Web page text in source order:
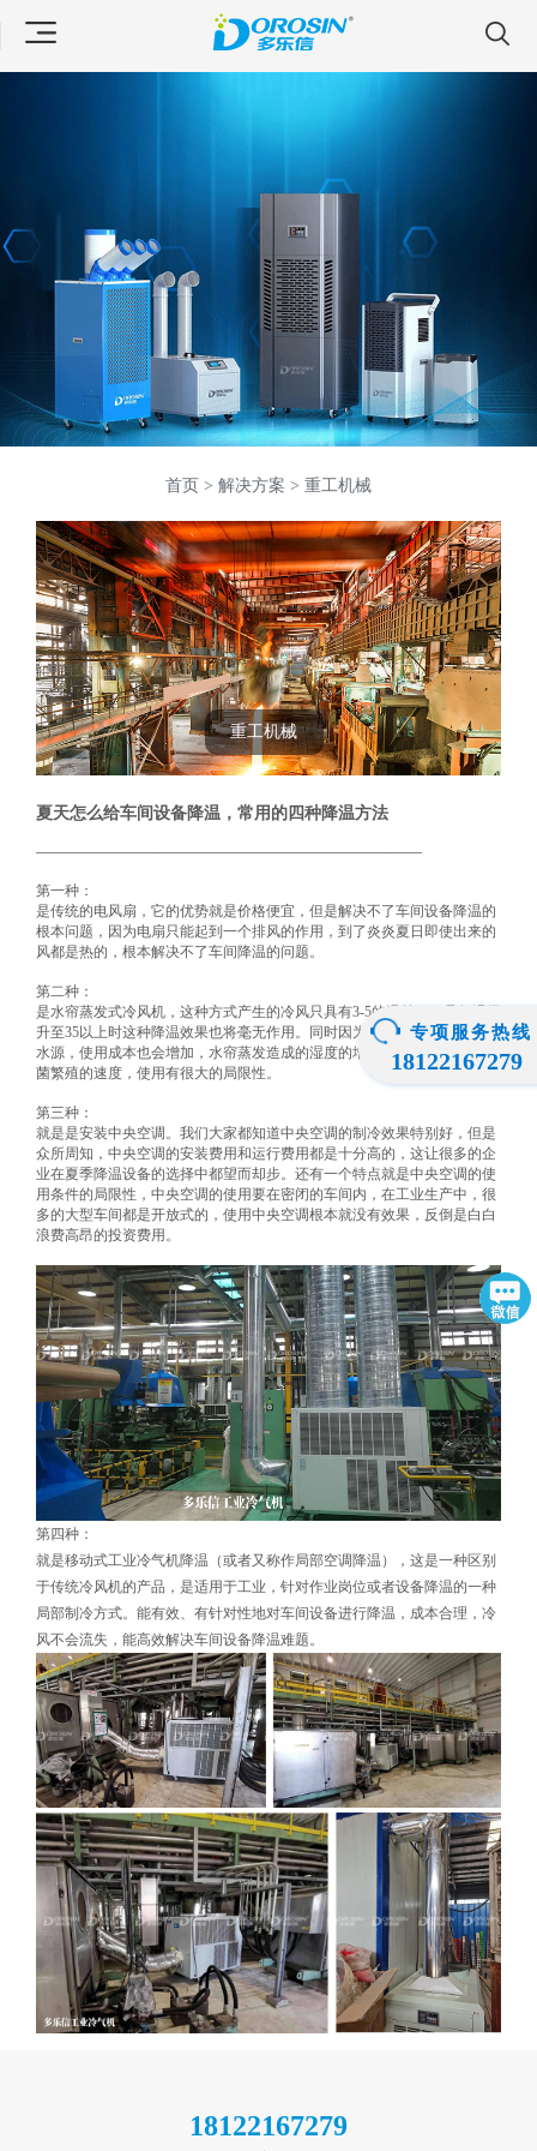
首页 > 解决方案 > 重工机械
重工机械
夏天怎么给车间设备降温，常用的四种降温方法
———————————————————————
第一种：
是传统的电风扇，它的优势就是价格便宜，但是解决不了车间设备降温的
根本问题，因为电扇只能起到一个排风的作用，到了炎炎夏日即使出来的
风都是热的，根本解决不了车间降温的问题。
第二种：
是水帘蒸发式冷风机，这种方式产生的冷风只具有3-5的温差，一旦气温攀
升至35以上时这种降温效果也将毫无作用。同时因为降温过程中大量使用
水源，使用成本也会增加，水帘蒸发造成的湿度的增加还会增加空气中细
菌繁殖的速度，使用有很大的局限性。
第三种：
就是是安装中央空调。我们大家都知道中央空调的制冷效果特别好，但是
众所周知，中央空调的安装费用和运行费用都是十分高的，这让很多的企
业在夏季降温设备的选择中都望而却步。还有一个特点就是中央空调的使
用条件的局限性，中央空调的使用要在密闭的车间内，在工业生产中，很
多的大型车间都是开放式的，使用中央空调根本就没有效果，反倒是白白
浪费高昂的投资费用。
第四种：
就是移动式工业冷气机降温（或者又称作局部空调降温），这是一种区别
于传统冷风机的产品，是适用于工业，针对作业岗位或者设备降温的一种
局部制冷方式。能有效、有针对性地对车间设备进行降温，成本合理，冷
风不会流失，能高效解决车间设备降温难题。
18122167279
专项服务热线
18122167279